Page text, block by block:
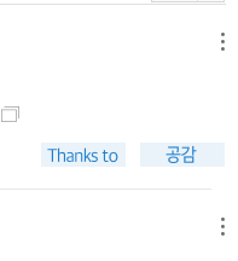
라는 관점에서 푸코의 주요
심이 있는 사람이라면 꼭
로 받아들이는 텍스트 원
고도의 지적 경험으로 나아